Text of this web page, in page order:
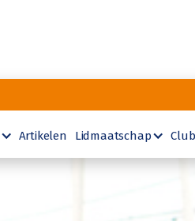
Artikelen Lidmaatschap